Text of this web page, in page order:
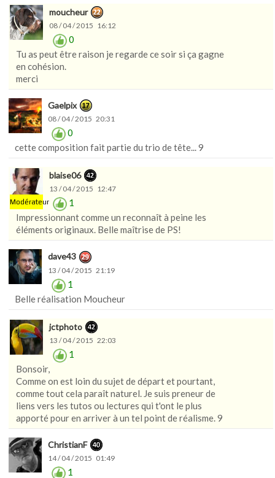
moucheur
08 / 04 / 2015 16:12
0
Tu as peut être raison je regarde ce soir si ça gagne
en cohésion.
merci
Gaelpix
08 / 04 / 2015 20:31
0
cette composition fait partie du trio de tête... 9
Modérateur
blaise06
13 / 04 / 2015 12:47
1
Impressionnant comme un reconnaît à peine les
éléments originaux. Belle maîtrise de PS!
dave43
13 / 04 / 2015 21:19
1
Belle réalisation Moucheur
jctphoto
13 / 04 / 2015 22:03
1
Bonsoir,
Comme on est loin du sujet de départ et pourtant,
comme tout cela paraît naturel. Je suis preneur de
liens vers les tutos ou lectures qui t'ont le plus
apporté pour en arriver à un tel point de réalisme. 9
ChristianF
14 / 04 / 2015 01:49
1